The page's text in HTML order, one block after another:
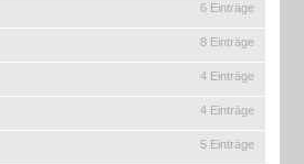
6 Einträge
8 Einträge
4 Einträge
4 Einträge
5 Einträge